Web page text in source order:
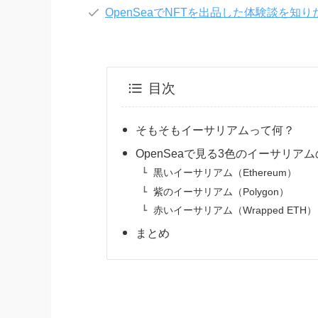
OpenSeaでNFTを出品した体験談を知り
目次
そもそもイーサリアムって何？
OpenSeaで見る3色のイーサリアム
黒いイーサリアム（Ethereum）
紫のイーサリアム（Polygon）
赤いイーサリアム（Wrapped ETH）
まとめ